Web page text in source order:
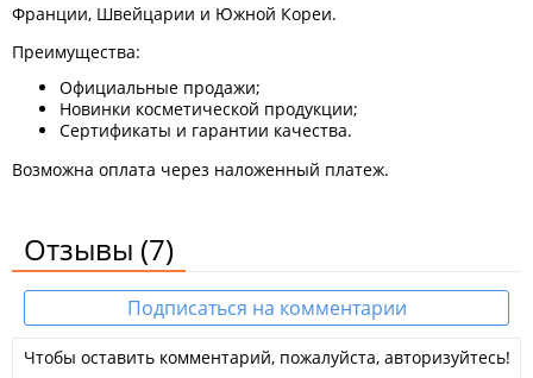
Франции, Швейцарии и Южной Кореи.
Преимущества:
Официальные продажи;
Новинки косметической продукции;
Сертификаты и гарантии качества.
Возможна оплата через наложенный платеж.
Отзывы (7)
Подписаться на комментарии
Чтобы оставить комментарий, пожалуйста, авторизуйтесь!